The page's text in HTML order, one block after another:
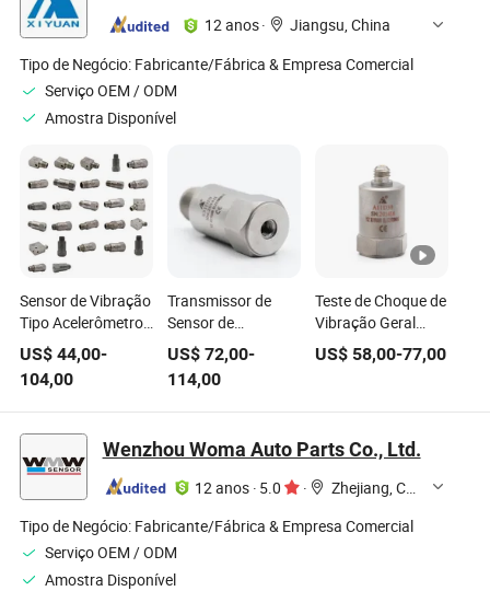
12 anos·
Jiangsu, China
Tipo de Negócio: Fabricante/Fábrica & Empresa Comercial
Serviço OEM / ODM
Amostra Disponível
Sensor de Vibração
Tipo Acelerômetro
Xiyuan Icp
100mv/G para
Monitoramento de
Condição Online
US$44,00-
104,00
Transmissor de
Sensor de
Velocidade
Piezoelétrico de
Isolamento
Personalizável de
ISO9001
US$ 72,00-
114,00
Teste de Choque de
Vibração Geral
Sensor de Vibração
Acelerômetro
A11d30
US$ 58,00-77,00
Wenzhou Woma Auto Parts Co., Ltd.
12 anos · 5.0 ·
Zhejiang, China
Tipo de Negócio: Fabricante/Fábrica & Empresa Comercial
Serviço OEM / ODM
Amostra Disponível